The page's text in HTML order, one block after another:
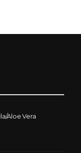
Aloe Vera